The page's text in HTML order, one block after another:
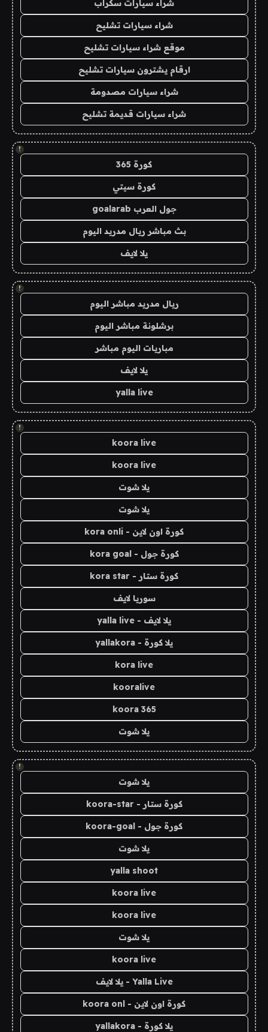
شراء سيارات سكراب
شراء سيارات تشليح
موقع شراء سيارات تشليح
ارقام يشترون سيارات تشليح
شراء سيارات مصدومة
شراء سيارات قديمة تشليح
!
كورة 365
كورة سيتي
جول العرب goalarab
بث مباشر ريال مدريد اليوم
يلا لايف
!
ريال مدريد مباشر اليوم
برشلونة مباشر اليوم
مباريات اليوم مباشر
يلا لايف
yalla live
!
koora live
koora live
يلا شوت
يلا شوت
كورة اون لاين - kora onli
كورة جول - kora goal
كورة ستار - kora star
سوريا لايف
يلا لايف - yalla live
يلا كورة - yallakora
kora live
kooralive
koora 365
يلا شوت
!
يلا شوت
كورة ستار - koora-star
كورة جول - koora-goal
يلا شوت
yalla shoot
koora live
koora live
يلا شوت
koora live
Yalla Live - يلا لايف
كورة اون لاين - koora onl
يلا كورة - yallakora